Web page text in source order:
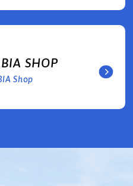
SHOP
Shop